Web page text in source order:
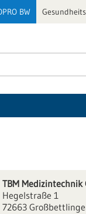
BW
TBM Medizintechnik
Hegelstraße 1
72663